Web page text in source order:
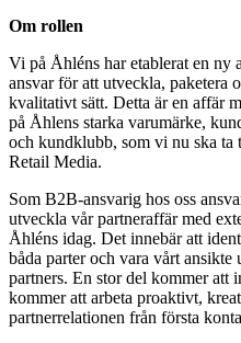
Om rollen
Vi på Åhléns har etablerat en ny
ansvar för att utveckla, paketera
kvalitativt sätt. Detta är en affär
på Åhlens starka varumärke,
och kundklubb, som vi nu ska
Retail Media.
Som B2B-ansvarig hos oss
utveckla vår partneraffär med
Åhléns idag. Det innebär att
båda parter och vara vårt ansikte
partners. En stor del kommer att
kommer att arbeta proaktivt,
partnerrelationen från första